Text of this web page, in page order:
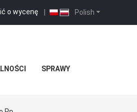
Polish
o wycenę |
SPRAWY